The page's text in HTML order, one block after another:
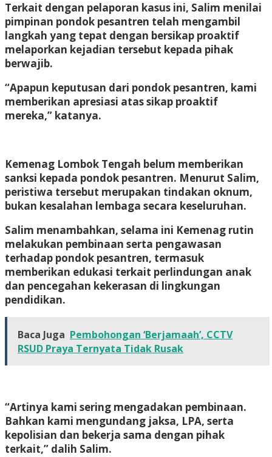
Terkait dengan pelaporan kasus ini, Salim menilai
pimpinan pondok pesantren telah mengambil
langkah yang tepat dengan bersikap proaktif
melaporkan kejadian tersebut kepada pihak
berwajib.
“Apapun keputusan dari pondok pesantren, kami
memberikan apresiasi atas sikap proaktif
mereka,” katanya.
Kemenag Lombok Tengah belum memberikan
sanksi kepada pondok pesantren. Menurut Salim,
peristiwa tersebut merupakan tindakan oknum,
bukan kesalahan lembaga secara keseluruhan.
Salim menambahkan, selama ini Kemenag rutin
melakukan pembinaan serta pengawasan
terhadap pondok pesantren, termasuk
memberikan edukasi terkait perlindungan anak
dan pencegahan kekerasan di lingkungan
pendidikan.
Baca Juga Pembohongan ‘Berjamaah’, CCTV
RSUD Praya Ternyata Tidak Rusak
“Artinya kami sering mengadakan pembinaan.
Bahkan kami mengundang jaksa, LPA, serta
kepolisian dan bekerja sama dengan pihak
terkait,” dalih Salim.